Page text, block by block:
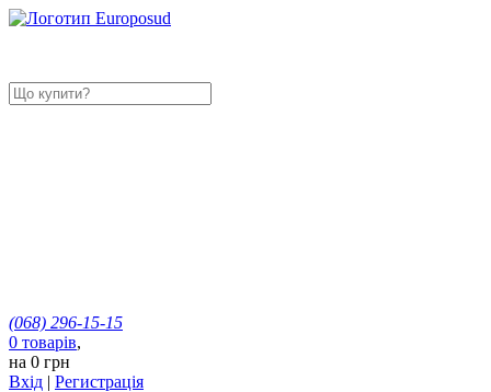
(068) 296-15-15
0 товарів,
на 0 грн
Вхід | Регистрація